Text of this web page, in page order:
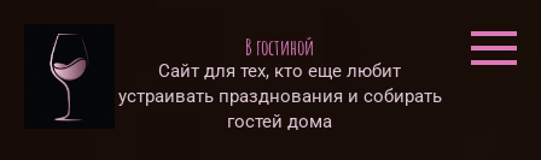
контенту
В гостиной
Сайт для тех, кто еще любит
устраивать празднования и собирать
гостей дома